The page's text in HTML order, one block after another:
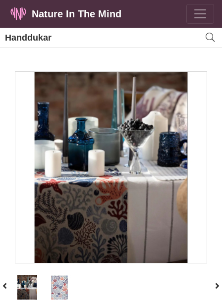
Nature In The Mind
Handdukar